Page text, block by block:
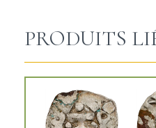
PRODUITS